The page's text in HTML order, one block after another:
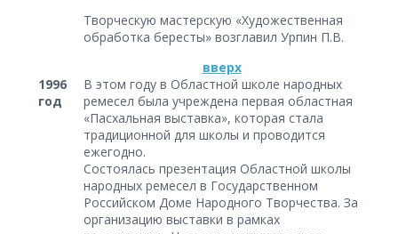
Творческую мастерскую «Художественная
обработка бересты» возглавил Урпин П.В.
вверх
1996
год
В этом году в Областной школе народных
ремесел была учреждена первая областная
«Пасхальная выставка», которая стала
традиционной для школы и проводится
ежегодно.
Состоялась презентация Областной школы
народных ремесел в Государственном
Российском Доме Народного Творчества. За
организацию выставки в рамках